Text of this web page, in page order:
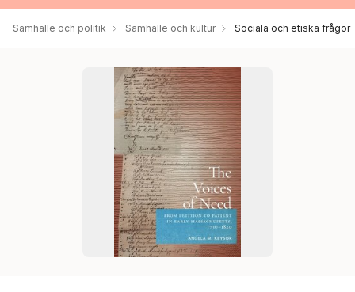
Samhälle och politik Samhälle och kultur Sociala och etiska frågor